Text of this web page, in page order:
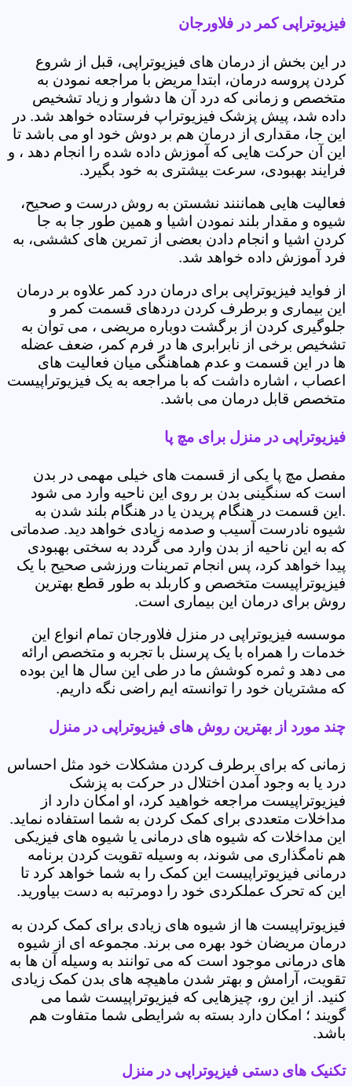
فیزیوتراپی کمر در فلاورجان
در این بخش از درمان های فیزیوتراپی، قبل از شروع
کردن پروسه درمان، ابتدا مریض با مراجعه نمودن به
متخصص و زمانی که درد آن ها دشوار و زیاد تشخیص
داده شد، پیش پزشک فیزیوتراپ فرستاده خواهد شد. در
این جا، مقداری از درمان هم بر دوش خود او می باشد تا
این آن حرکت هایی که آموزش داده شده را انجام دهد ، و
فرایند بهبودی، سرعت بیشتری به خود بگیرد.
فعالیت هایی هماننند نشستن به روش درست و صحیح،
شیوه و مقدار بلند نمودن اشیا و همین طور جا به جا
کردن اشیا و انجام دادن بعضی از تمرین های کششی، به
فرد آموزش داده خواهد شد.
از فواید فیزیوتراپی برای درمان درد کمر علاوه بر درمان
این بیماری و برطرف کردن دردهای قسمت کمر و
جلوگیری کردن از برگشت دوباره مریضی ، می توان به
تشخیص برخی از نابرابری ها در فرم کمر، ضعف عضله
ها در این قسمت و عدم هماهنگی میان فعالیت های
اعصاب ، اشاره داشت که با مراجعه به یک فیزیوتراپیست
متخصص قابل درمان می باشد.
فیزیوتراپی در منزل برای مچ پا
مفصل مچ پا یکی از قسمت های خیلی مهمی در بدن
است که سنگینی بدن بر روی این ناحیه وارد می شود
.این قسمت در هنگام پریدن یا در هنگام بلند شدن به
شیوه نادرست آسیب و صدمه زیادی خواهد دید. صدماتی
که به این ناحیه از بدن وارد می گردد به سختی بهبودی
پیدا خواهد کرد، پس انجام تمرینات ورزشی صحیح با یک
فیزیوتراپیست متخصص و کاربلد به طور قطع بهترین
روش برای درمان این بیماری است.
موسسه فیزیوتراپی در منزل فلاورجان تمام انواع این
خدمات را همراه با یک پرسنل با تجربه و متخصص ارائه
می دهد و ثمره کوشش ما در طی این سال ها این بوده
که مشتریان خود را توانسته ایم راضی نگه داریم.
چند مورد از بهترین روش های فیزیوتراپی در منزل
زمانی که برای برطرف کردن مشکلات خود مثل احساس
درد یا به وجود آمدن اختلال در حرکت به پزشک
فیزیوتراپیست مراجعه خواهید کرد، او امکان دارد از
مداخلات متعددی برای کمک کردن به شما استفاده نماید.
این مداخلات که شیوه های درمانی یا شیوه های فیزیکی
هم نامگذاری می شوند، به وسیله تقویت کردن برنامه
درمانی فیزیوتراپیست این کمک را به شما خواهد کرد تا
این که تحرک عملکردی خود را دومرتبه به دست بیاورید.
فیزیوتراپیست ها از شیوه های زیادی برای کمک کردن به
درمان مریضان خود بهره می برند. مجموعه ای از شیوه
های درمانی موجود است که می توانند به وسیله آن ها به
تقویت، آرامش و بهتر شدن ماهیچه های بدن کمک زیادی
کنید. از این رو، چیزهایی که فیزیوتراپیست شما می
گویند ؛ امکان دارد بسته به شرایطی شما متفاوت هم
باشد.
تکنیک های دستی فیزیوتراپی در منزل